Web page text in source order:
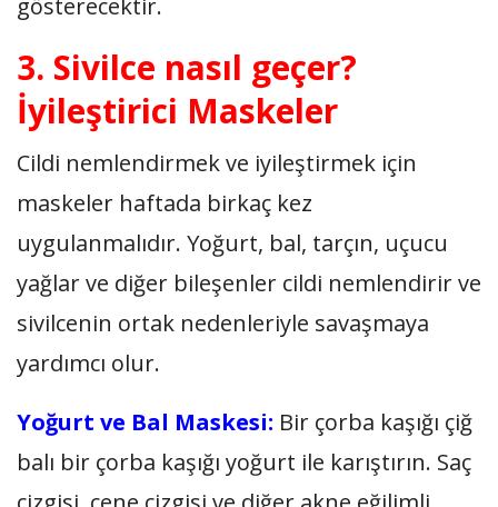
gösterecektir.
3. Sivilce nasıl geçer?
İyileştirici Maskeler
Cildi nemlendirmek ve iyileştirmek için
maskeler haftada birkaç kez
uygulanmalıdır. Yoğurt, bal, tarçın, uçucu
yağlar ve diğer bileşenler cildi nemlendirir ve
sivilcenin ortak nedenleriyle savaşmaya
yardımcı olur.
Yoğurt ve Bal Maskesi: Bir çorba kaşığı çiğ
balı bir çorba kaşığı yoğurt ile karıştırın. Saç